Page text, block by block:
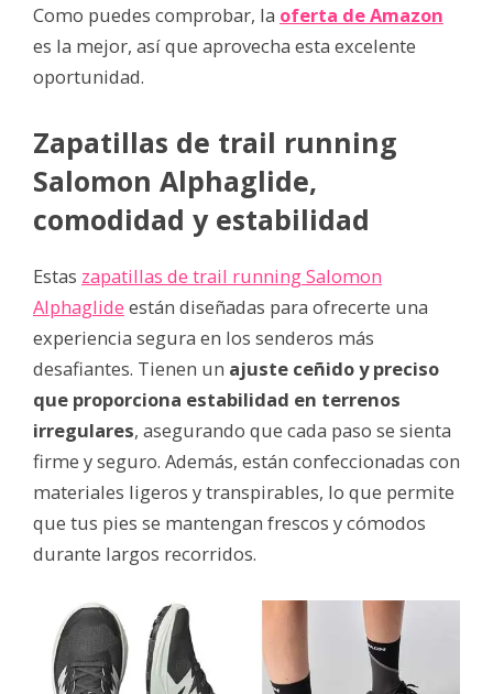
Como puedes comprobar, la oferta de Amazon
es la mejor, así que aprovecha esta excelente
oportunidad.
Zapatillas de trail running
Salomon Alphaglide,
comodidad y estabilidad
Estas zapatillas de trail running Salomon
Alphaglide están diseñadas para ofrecerte una
experiencia segura en los senderos más
desafiantes. Tienen un ajuste ceñido y preciso
que proporciona estabilidad en terrenos
irregulares, asegurando que cada paso se sienta
firme y seguro. Además, están confeccionadas con
materiales ligeros y transpirables, lo que permite
que tus pies se mantengan frescos y cómodos
durante largos recorridos.